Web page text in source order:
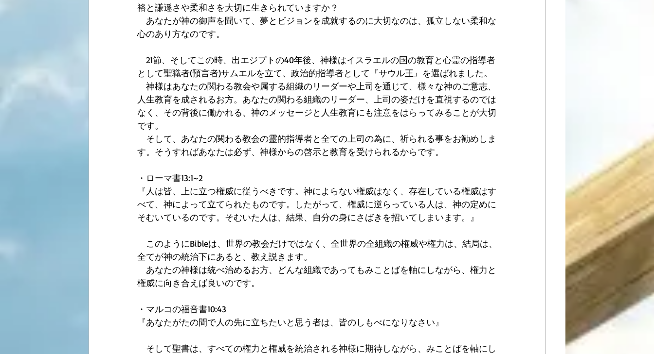
裕と謙遜さや柔和さを大切に生きられていますか？
あなたが神の御声を聞いて、夢とビジョンを成就するのに大切なのは、孤立しない柔和な
心のあり方なのです。
21節、そしてこの時、出エジプトの40年後、神様はイスラエルの国の教育と心霊の指導者
として聖職者(預言者)サムエルを立て、政治的指導者として『サウル王』を選ばれました。
神様はあなたの関わる教会や属する組織のリーダーや上司を通じて、様々な神のご意志、
人生教育を成されるお方。あなたの関わる組織のリーダー、上司の姿だけを直視するのでは
なく、その背後に働かれる、神のメッセージと人生教育にも注意をはらってみることが大切
です。
そして、あなたの関わる教会の霊的指導者と全ての上司の為に、祈られる事をお勧めしま
す。そうすればあなたは必ず、神様からの啓示と教育を受けられるからです。
・ローマ書13:1~2
『人は皆、上に立つ権威に従うべきです。神によらない権威はなく、存在している権威はす
べて、神によって立てられたものです。したがって、権威に逆らっている人は、神の定めに
そむいているのです。そむいた人は、結果、自分の身にさばきを招いてしまいます。』
このようにBibleは、世界の教会だけではなく、全世界の全組織の権威や権力は、結局は、
全てが神の統治下にあると、教え説きます。
あなたの神様は統べ治めるお方、どんな組織であってもみことばを軸にしながら、権力と
権威に向き合えば良いのです。
・マルコの福音書10:43
『あなたがたの間で人の先に立ちたいと思う者は、皆のしもべになりなさい』
そして聖書は、すべての権力と権威を統治される神様に期待しながら、みことばを軸にし